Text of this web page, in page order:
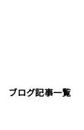
ブログ記事一覧